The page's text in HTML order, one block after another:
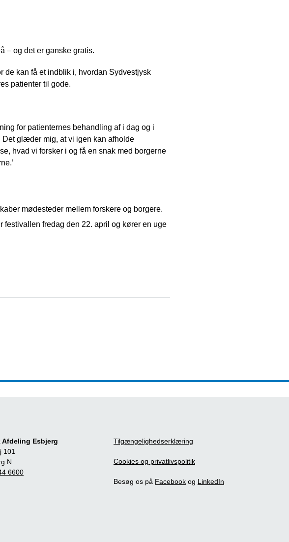
– og det er ganske gratis.
kan få et indblik i, hvordan Sydvestjysk
patienter til gode.
for patienternes behandling af i dag og i
Det glæder mig, at vi igen kan afholde
hvad vi forsker i og få en snak med borgerne
mødesteder mellem forskere og borgere.
festivallen fredag den 22. april og kører en uge
Afdeling Esbjerg
101
N
6600
Tilgængelighedserklæring
Cookies og privatlivspolitik
Besøg os på Facebook og LinkedIn